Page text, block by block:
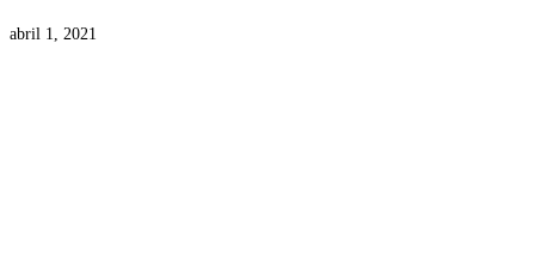
abril 1, 2021